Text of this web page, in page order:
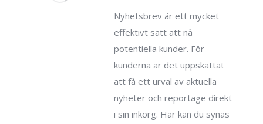
Nyhetsbrev är ett mycket
effektivt sätt att nå
potentiella kunder. För
kunderna är det uppskattat
att få ett urval av aktuella
nyheter och reportage direkt
i sin inkorg. Här kan du synas